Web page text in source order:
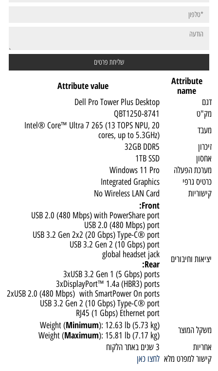
Attribute
name
Attribute value
Dell Pro Tower Plus Desktop
QBT1250-8741
Intel® Core™ Ultra 7 265 (13 TOPS NPU, 20
cores, up to 5.3GHz)
32GB DDR5
1TB SSD
הפעלה
Windows 11 Pro
גרפי
Integrated Graphics
No Wireless LAN Card
וחיבורים
Front:
USB 2.0 (480 Mbps) with PowerShare port
USB 2.0 (480 Mbps) port
USB 3.2 Gen 2x2 (20 Gbps) Type-C® port
USB 3.2 Gen 2 (10 Gbps) port
global headset jack
Rear:
3xUSB 3.2 Gen 1 (5 Gbps) ports
3xDisplayPort™ 1.4a (HBR3) ports
2xUSB 2.0 (480 Mbps) with SmartPower On ports
USB 3.2 Gen 2 (10 Gbps) Type-C® port
RJ45 (1 Gbps) Ethernet port
המוצר
Weight (Minimum): 12.63 lb (5.73 kg)
Weight (Maximum): 15.81 lb (7.17 kg)
למפרט מלא לחצו כאן